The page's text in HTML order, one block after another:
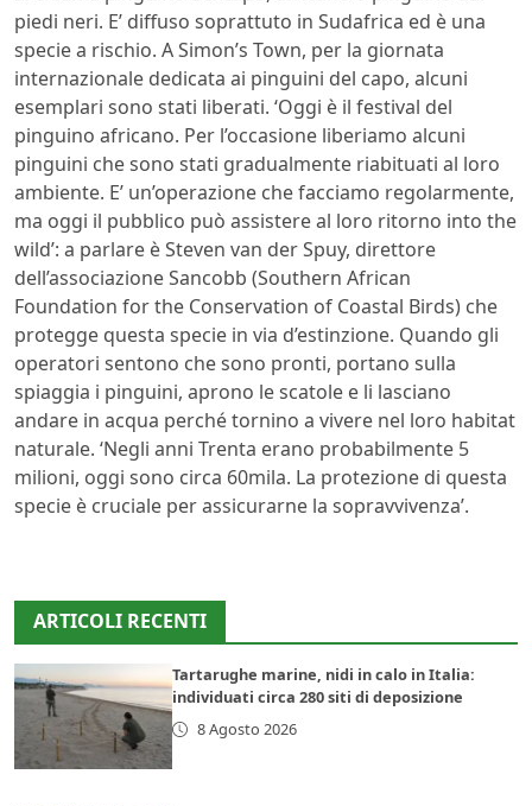
piedi neri. E’ diffuso soprattuto in Sudafrica ed è una
specie a rischio. A Simon’s Town, per la giornata
internazionale dedicata ai pinguini del capo, alcuni
esemplari sono stati liberati. ‘Oggi è il festival del
pinguino africano. Per l’occasione liberiamo alcuni
pinguini che sono stati gradualmente riabituati al loro
ambiente. E’ un’operazione che facciamo regolarmente,
ma oggi il pubblico può assistere al loro ritorno into the
wild’: a parlare è Steven van der Spuy, direttore
dell’associazione Sancobb (Southern African
Foundation for the Conservation of Coastal Birds) che
protegge questa specie in via d’estinzione. Quando gli
operatori sentono che sono pronti, portano sulla
spiaggia i pinguini, aprono le scatole e li lasciano
andare in acqua perché tornino a vivere nel loro habitat
naturale. ‘Negli anni Trenta erano probabilmente 5
milioni, oggi sono circa 60mila. La protezione di questa
specie è cruciale per assicurarne la sopravvivenza’.
ARTICOLI RECENTI
Tartarughe marine, nidi in calo in Italia:
individuati circa 280 siti di deposizione
8 Agosto 2026